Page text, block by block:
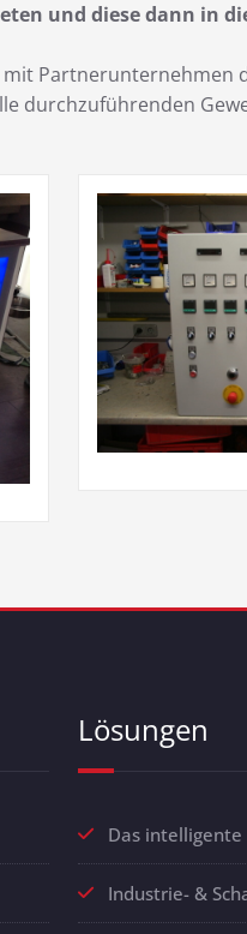
und diese dann in
Partnerunternehmen
durchzuführenden
Lösungen
Das intelligente
Industrie- &